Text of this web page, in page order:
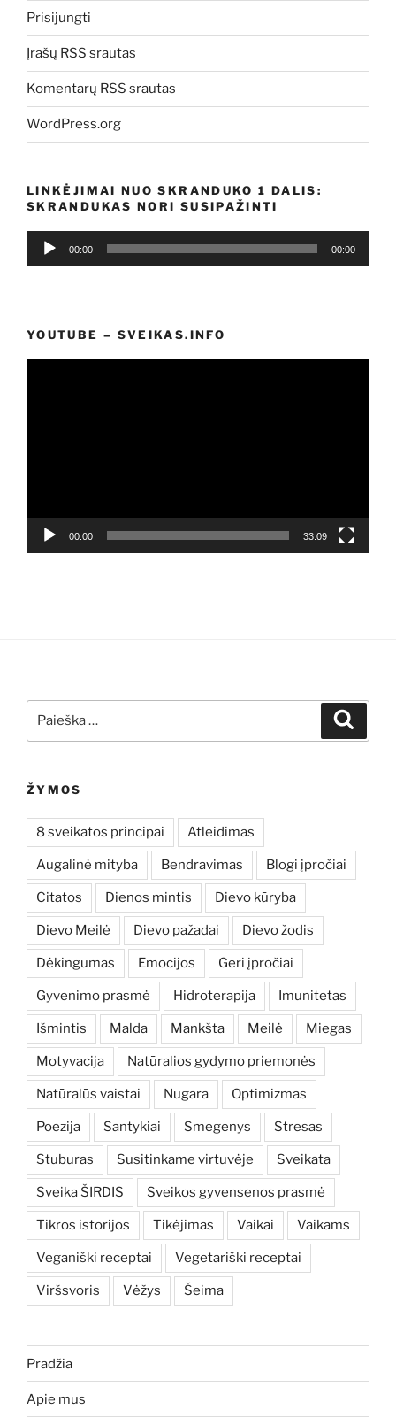
Prisijungti
Įrašų RSS srautas
Komentarų RSS srautas
WordPress.org
LINKĖJIMAI NUO SKRANDUKO 1 DALIS:
SKRANDUKAS NORI SUSIPAŽINTI
Audio
00:00 00:00
YOUTUBE – SVEIKAS.INFO
00:00 33:09
ŽYMOS
8 sveikatos principai Atleidimas
Augalinė mityba Bendravimas Blogi įpročiai
Citatos Dienos mintis Dievo kūryba
Dievo Meilė Dievo pažadai Dievo žodis
Dėkingumas Emocijos Geri įpročiai
Gyvenimo prasmė Hidroterapija Imunitetas
Išmintis Malda Mankšta Meilė Miegas
Motyvacija Natūralios gydymo priemonės
Natūralūs vaistai Nugara Optimizmas
Poezija Santykiai Smegenys Stresas
Stuburas Susitinkame virtuvėje Sveikata
Sveika ŠIRDIS Sveikos gyvensenos prasmė
Tikros istorijos Tikėjimas Vaikai Vaikams
Veganiški receptai Vegetariški receptai
Viršsvoris Vėžys Šeima
Pradžia
Apie mus